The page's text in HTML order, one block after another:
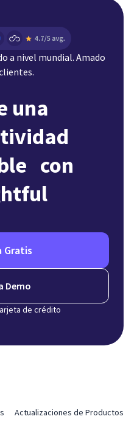
a nivel mundial. Amado
una
con
Gratis
Demo
de crédito
Actualizaciones de Productos